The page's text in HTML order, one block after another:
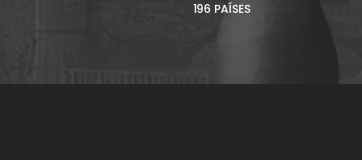
196 PAÍSES